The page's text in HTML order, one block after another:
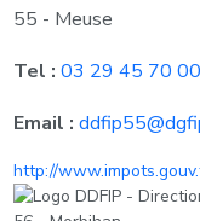
55 - Meuse
Tel : 03 29 45 70 00
Email :
http://